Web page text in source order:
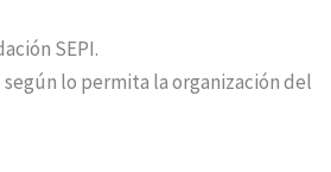
SEPI.
lo permita la organización del